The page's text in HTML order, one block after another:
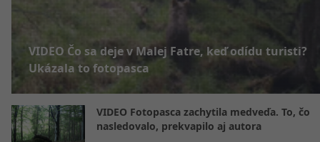
VIDEO Čo sa deje v Malej Fatre, keď odídu turisti?
Ukázala to fotopasca
VIDEO Fotopasca zachytila medveďa. To, čo
nasledovalo, prekvapilo aj autora